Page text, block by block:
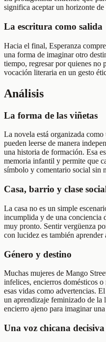
significa aceptar un horizonte de
La escritura como salida
Hacia el final, Esperanza
una forma de imaginar otro
tiempo, regresar por quienes no
vocación literaria en un gesto
Análisis
La forma de las viñetas
La novela está organizada como
pueden leerse de manera
una historia de formación. Esa
memoria infantil y permite que
símbolo y comentario social sin
Casa, barrio y clase
La casa no es un simple
incumplida y de una conciencia
muy pronto. Sentir vergüenza
con lucidez es también
Género y destino
Muchas mujeres de Mango
infelices, encierros domésticos o
esas vidas como advertencias.
un aprendizaje feminizado de la
encierro ajeno para imaginar
Una voz chicana decisiva